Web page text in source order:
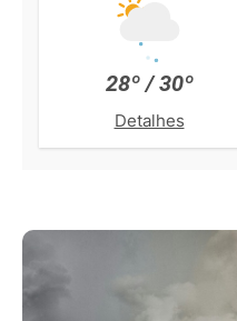
28º / 30º
Detalhes